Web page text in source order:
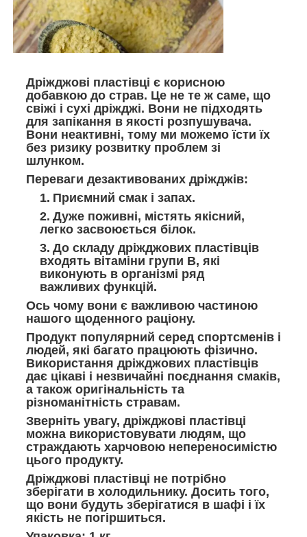
Дріжджові пластівці є корисною
добавкою до страв. Це не те ж саме, що
свіжі і сухі дріжджі. Вони не підходять
для запікання в якості розпушувача.
Вони неактивні, тому ми можемо їсти їх
без ризику розвитку проблем зі
шлунком.
Переваги дезактивованих дріжджів:
Приємний смак і запах.
Дуже поживні, містять якісний,
легко засвоюється білок.
До складу дріжджових пластівців
входять вітаміни групи В, які
виконують в організмі ряд
важливих функцій.
Ось чому вони є важливою частиною
нашого щоденного раціону.
Продукт популярний серед спортсменів і
людей, які багато працюють фізично.
Використання дріжджових пластівців
дає цікаві і незвичайні поєднання смаків,
а також оригінальність та
різноманітність стравам.
Зверніть увагу, дріжджові пластівці
можна використовувати людям, що
страждають харчовою непереносимістю
цього продукту.
Дріжджові пластівці не потрібно
зберігати в холодильнику. Досить того,
що вони будуть зберігатися в шафі і їх
якість не погіршиться.